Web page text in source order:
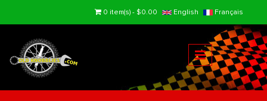
0 item(s) - $0.00 English Français